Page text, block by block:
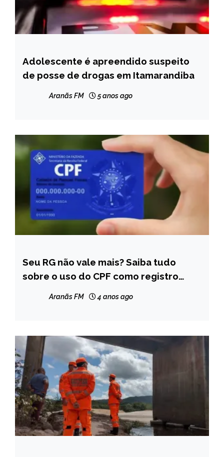
CAPELINHA
MINAS
Adolescente é apreendido suspeito
de posse de drogas em Itamarandiba
Aranãs FM 5 anos ago
BRASIL
NOTÍCIAS
Seu RG não vale mais? Saiba tudo
sobre o uso do CPF como registro
Aranãs FM 4 anos ago